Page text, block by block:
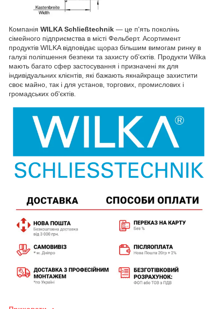
Компанія WILKA Schließtechnik — це п'ять поколінь
сімейного підприємства в місті Фельберт. Асортимент
продуктів WILKA відповідає щораз більшим вимогам ринку в
галузі поліпшення безпеки та захисту об'єктів. Продукти Wilka
мають багато сфер застосування і призначені як для
індивідуальних клієнтів, які бажають якнайкраще захистити
своє майно, так і для установ, торгових, промислових і
громадських об'єктів.